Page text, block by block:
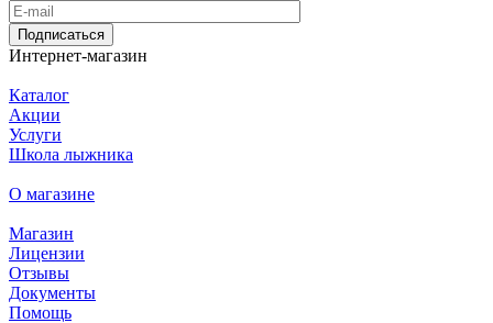
Подписаться
Интернет-магазин
Каталог
Акции
Услуги
Школа лыжника
О магазине
Магазин
Лицензии
Отзывы
Документы
Помощь